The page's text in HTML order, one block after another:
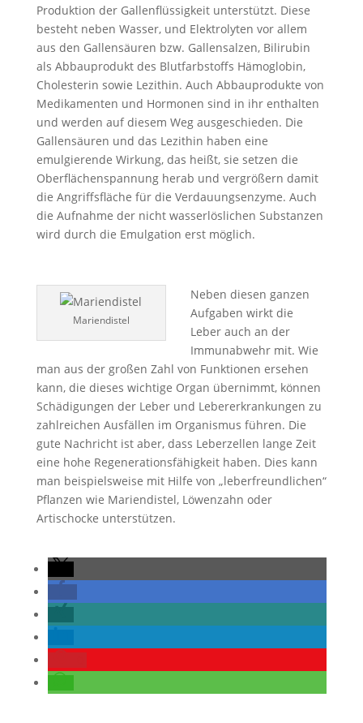
Produktion der Gallenflüssigkeit unterstützt. Diese
besteht neben Wasser, und Elektrolyten vor allem
aus den Gallensäuren bzw. Gallensalzen, Bilirubin
als Abbauprodukt des Blutfarbstoffs Hämoglobin,
Cholesterin sowie Lezithin. Auch Abbauprodukte von
Medikamenten und Hormonen sind in ihr enthalten
und werden auf diesem Weg ausgeschieden. Die
Gallensäuren und das Lezithin haben eine
emulgierende Wirkung, das heißt, sie setzen die
Oberflächenspannung herab und vergrößern damit
die Angriffsfläche für die Verdauungsenzyme. Auch
die Aufnahme der nicht wasserlöslichen Substanzen
wird durch die Emulgation erst möglich.
Mariendistel
Neben diesen ganzen
Aufgaben wirkt die
Leber auch an der
Immunabwehr mit. Wie
man aus der großen Zahl von Funktionen ersehen
kann, die dieses wichtige Organ übernimmt, können
Schädigungen der Leber und Lebererkrankungen zu
zahlreichen Ausfällen im Organismus führen. Die
gute Nachricht ist aber, dass Leberzellen lange Zeit
eine hohe Regenerationsfähigkeit haben. Dies kann
man beispielsweise mit Hilfe von „leberfreundlichen“
Pflanzen wie Mariendistel, Löwenzahn oder
Artischocke unterstützen.